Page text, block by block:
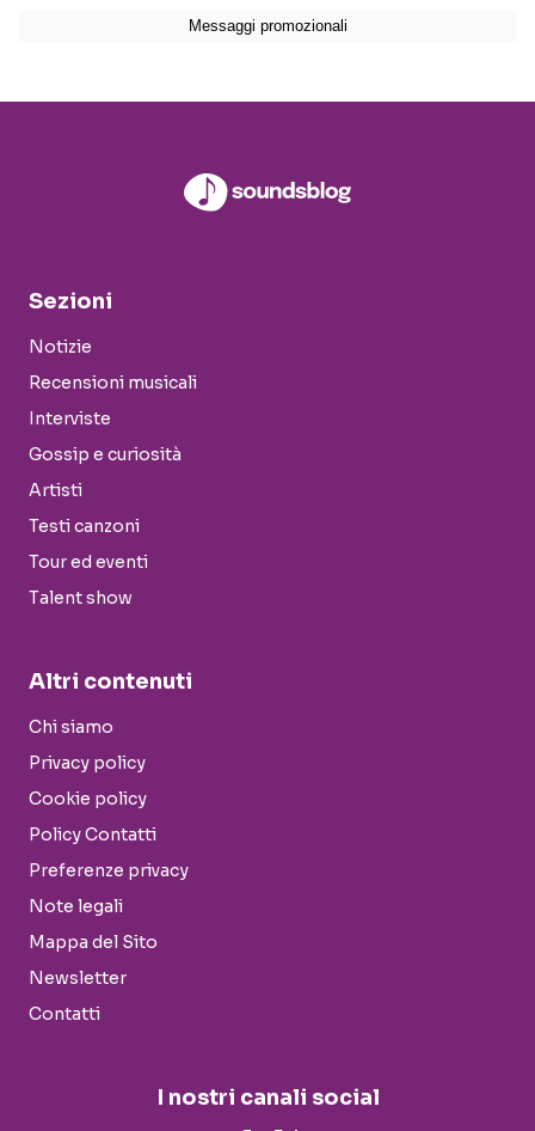
Sezioni
Notizie
Recensioni musicali
Interviste
Gossip e curiosità
Artisti
Testi canzoni
Tour ed eventi
Talent show
Altri contenuti
Chi siamo
Privacy policy
Cookie policy
Policy Contatti
Preferenze privacy
Note legali
Mappa del Sito
Newsletter
Contatti
I nostri canali social